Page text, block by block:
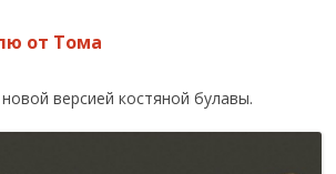
от Тома
версией костяной булавы.